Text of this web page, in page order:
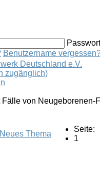
Benutzername
Deutschland e.V.
zugänglich)
Fälle von Neugeborenen-
Neues Thema
Seite:
1